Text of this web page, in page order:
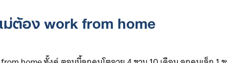
ต้อง work from home